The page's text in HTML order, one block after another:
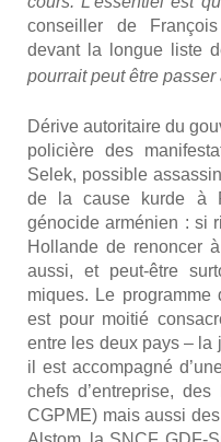
conseiller de
devant la longue liste
pour­rait peut être
Dérive auto­ri­taire du
poli­cière des
Selek, pos­sible
de la cause kurde à
géno­cide armé­nien : si
Hol­lande de renon­cer
aus­si, et peut-être
miques. Le
est pour moi­tié
entre les deux pays – la
il est accom­pa­gné
chefs d’entreprise,
CGPME) mais aus­si